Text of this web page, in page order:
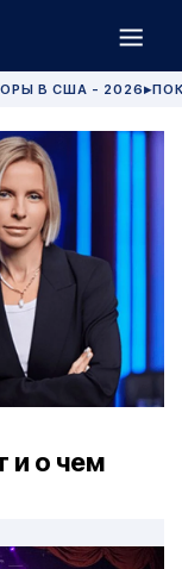
В США - 2026 ▶
и о чем